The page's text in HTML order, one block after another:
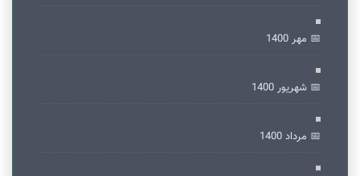
📅 مهر 1400
📅 شهریور 1400
📅 مرداد 1400